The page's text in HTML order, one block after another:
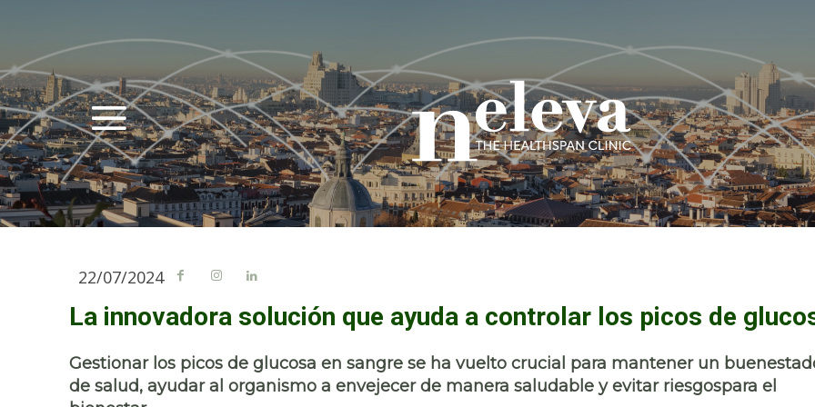
22/07/2024
La innovadora solución que ayuda a controlar los picos de
Gestionar los picos de glucosa en sangre se ha vuelto crucial para mantener un
de salud, ayudar al organismo a envejecer de manera saludable y evitar riesgospara el